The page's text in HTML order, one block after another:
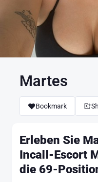
Martes
Bookmark
Erleben Sie
Incall-Escort
die 69-